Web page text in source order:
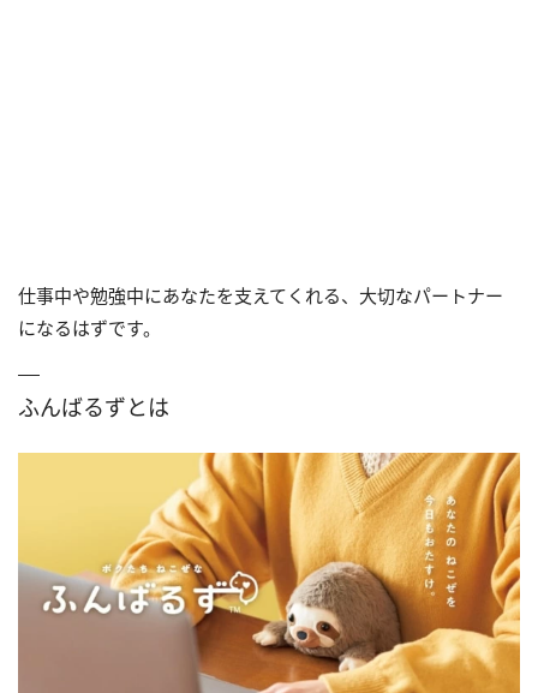
仕事中や勉強中にあなたを支えてくれる、大切なパートナー
になるはずです。
ふんばるずとは